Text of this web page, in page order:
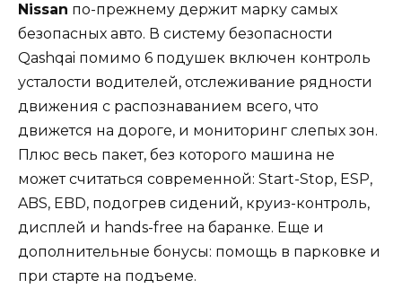
Nissan по-прежнему держит марку самых
безопасных авто. В систему безопасности
Qashqai помимо 6 подушек включен контроль
усталости водителей, отслеживание рядности
движения с распознаванием всего, что
движется на дороге, и мониторинг слепых зон.
Плюс весь пакет, без которого машина не
может считаться современной: Start-Stop, ESP,
ABS, EBD, подогрев сидений, круиз-контроль,
дисплей и hands-free на баранке. Еще и
дополнительные бонусы: помощь в парковке и
при старте на подъеме.